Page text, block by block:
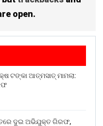
open.
ଟଙ୍କା ଆତ୍ମସାତ୍ ମାମଲା:
ଦୁଇ ଅଭିଯୁକ୍ତ ଗିରଫ,